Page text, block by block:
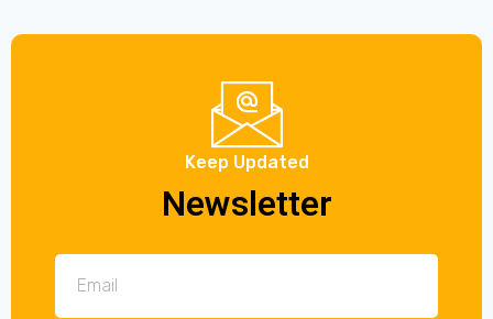
Keep Updated
Newsletter